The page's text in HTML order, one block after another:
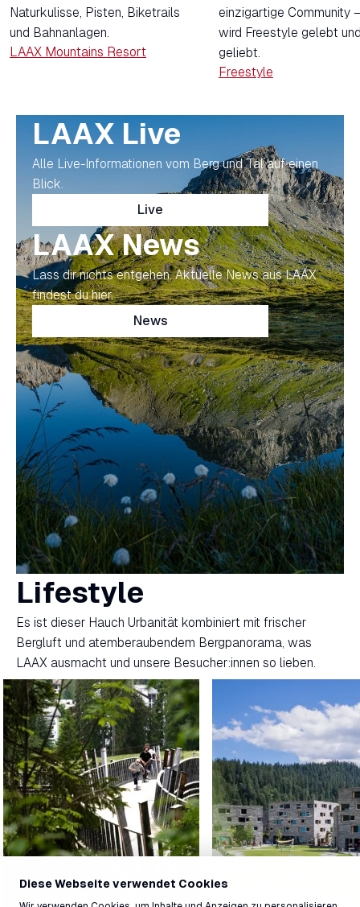
Diese Webseite verwendet Cookies
Naturkulisse, Pisten, Biketrails
und Bahnanlagen.
LAAX Mountains Resort
einzigartige Community
wird Freestyle gelebt
geliebt.
Freestyle
LAAX Live
Alle Live-Informationen vom Berg und Tal auf einen
Blick.
Live
LAAX News
Lass dir nichts entgehen. Aktuelle News aus LAAX
findest du hier.
News
Lifestyle
Es ist dieser Hauch Urbanität kombiniert mit frischer
Bergluft und atemberaubendem Bergpanorama, was
LAAX ausmacht und unsere Besucher:innen so lieben.